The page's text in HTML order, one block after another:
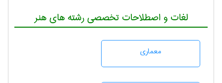
لغات و اصطلاحات تخصصی رشته های هنر
معماری